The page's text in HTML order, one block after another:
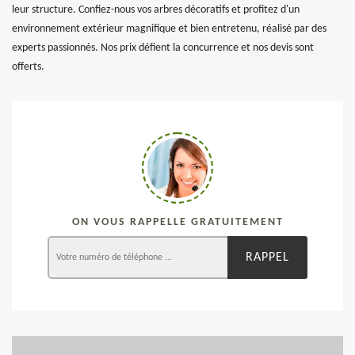
leur structure. Confiez-nous vos arbres décoratifs et profitez d'un
environnement extérieur magnifique et bien entretenu, réalisé par des
experts passionnés. Nos prix défient la concurrence et nos devis sont
offerts.
ON VOUS RAPPELLE GRATUITEMENT